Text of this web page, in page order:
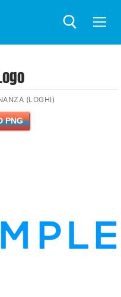
(LOGHI)
PNG